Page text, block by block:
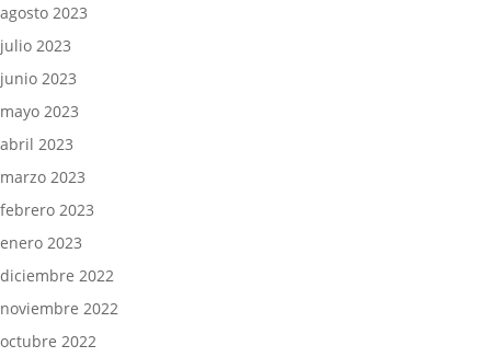
agosto 2023
julio 2023
junio 2023
mayo 2023
abril 2023
marzo 2023
febrero 2023
enero 2023
diciembre 2022
noviembre 2022
octubre 2022